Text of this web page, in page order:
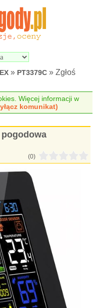
» PT3379C » Zgłoś
Więcej informacji w
komunikat)
pogodowa
(0)